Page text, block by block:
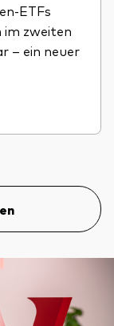
ETFs
zweiten
– ein neuer